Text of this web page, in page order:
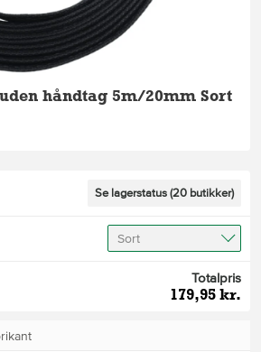
håndtag 5m/20mm Sort
Se lagerstatus (20 butikker)
Sort
Totalpris
179,95 kr.